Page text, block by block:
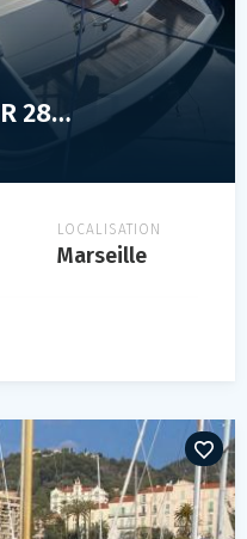
CHRIS CRAFT CORSAIR 28 HERITAGE
LOCALISATION
Marseille